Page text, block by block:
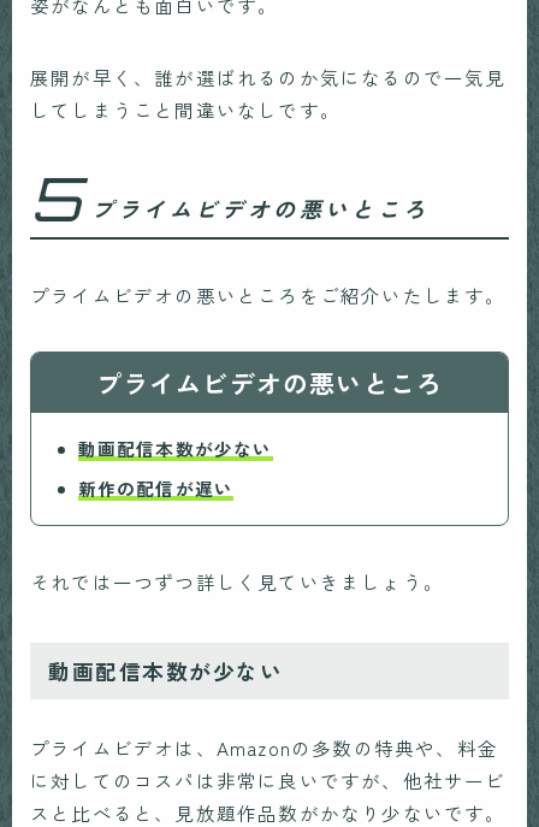
展開が早く、誰が選ばれるのか気になるので一気見
してしまうこと間違いなしです。
5 プライムビデオの悪いところ
プライムビデオの悪いところをご紹介いたします。
プライムビデオの悪いところ
動画配信本数が少ない
新作の配信が遅い
それでは一つずつ詳しく見ていきましょう。
動画配信本数が少ない
プライムビデオは、Amazonの多数の特典や、料金
に対してのコスパは非常に良いですが、他社サービ
スと比べると、見放題作品数がかなり少ないです。